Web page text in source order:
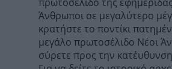
πρωτοσέλιδο της
Άνθρωποι σε μεγαλύτερο
κρατήστε το ποντίκι
μεγάλο πρωτοσέλιδο Νέοι
σύρετε προς την